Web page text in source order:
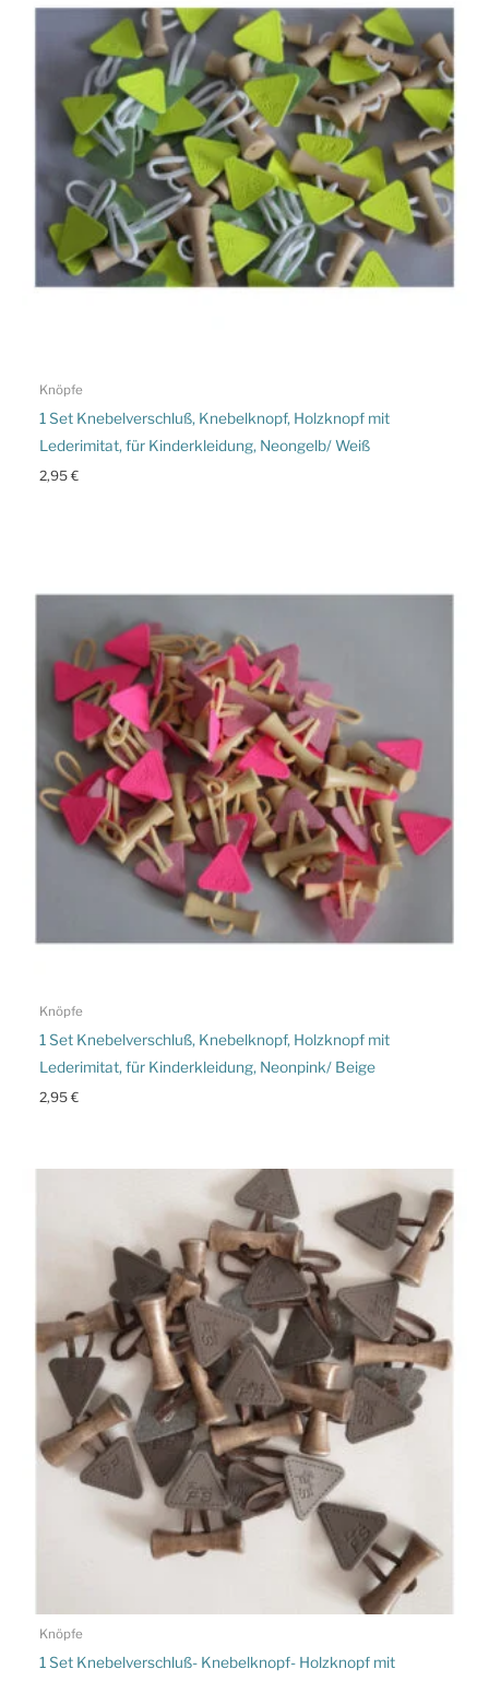
Knöpfe
1 Set Knebelverschluß, Knebelknopf, Holzknopf mit
Lederimitat, für Kinderkleidung, Neongelb/ Weiß
2,95€
Knöpfe
1 Set Knebelverschluß, Knebelknopf, Holzknopf mit
Lederimitat, für Kinderkleidung, Neonpink/ Beige
2,95€
Knöpfe
1 Set Knebelverschluß- Knebelknopf- Holzknopf mit